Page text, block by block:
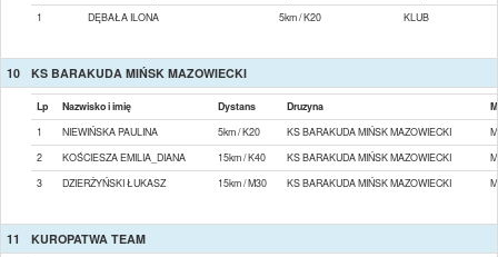
1
DĘBAŁA ILONA 5km / K20 KLUB
10 KS BARAKUDA MIŃSK MAZOWIECKI
Lp Nazwisko i imię Dystans Druzyna
1
NIEWIŃSKA PAULINA 5km / K20 KS BARAKUDA MIŃSK MAZOWIECKI
2
KOŚCIESZA EMILIA_DIANA 15km / K40 KS BARAKUDA MIŃSK MAZOWIECKI
3
DZIERŻYŃSKI ŁUKASZ 15km / M30 KS BARAKUDA MIŃSK MAZOWIECKI
11 KUROPATWA TEAM